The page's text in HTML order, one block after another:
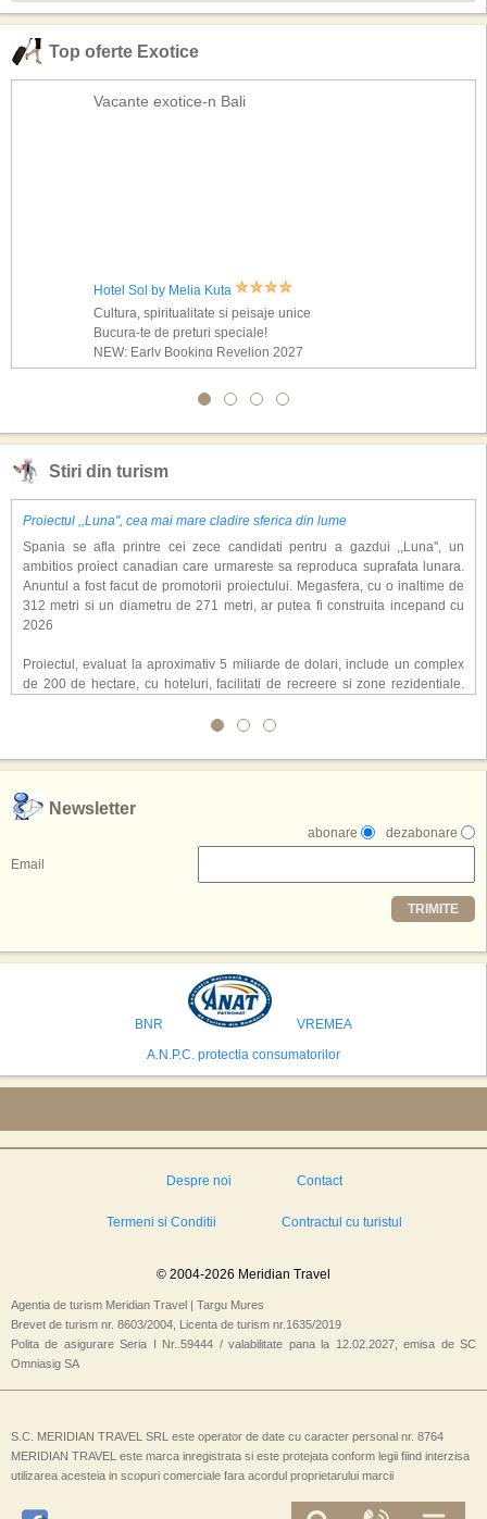
Top oferte Exotice
Vacante exotice-n Bali
Hotel Sol by Melia Kuta
Cultura, spiritualitate si peisaje unice
Bucura-te de preturi speciale!
NEW: Early Booking Revelion 2027
Stiri din turism
Proiectul ,,Luna'', cea mai mare cladire sferica din lume
Spania se afla printre cei zece candidati pentru a gazdui ,,Luna'', un
ambitios proiect canadian care urmareste sa reproduca suprafata lunara.
Anuntul a fost facut de promotorii proiectului. Megasfera, cu o inaltime de
312 metri si un diametru de 271 metri, ar putea fi construita incepand cu
2026
Proiectul, evaluat la aproximativ 5 miliarde de dolari, include un complex
de 200 de hectare, cu hoteluri, facilitati de recreere si zone rezidentiale.
atragerea a pana la 10 milioane de turisti anual. �Luna� ar putea deveni
exclusiv simularea suprafetei lunare.
,,Credem ca exista sanse mari sa anuntam nu doar o locatie, ci poate mai
multe'', a declarat Michael R. Henderson, cofondator al Moon World
Resorts, citat de Gulf News. Potrivit acestuia, 2026 ar putea deveni un an
decisiv pentru reali zarea proiectului.
Printre celelalte tari care concureaza pentru a gazdui aceasta constructie
se numara Australia, Brazilia, China, Egipt, India, Polonia, Thailanda,
avea cele mai mari sanse de a castiga licitatia. Totusi, Spania, care se
preconizeaza ca va deveni a doua cea mai vizitata tara din lume in 2025,
isi bazeaza oferta pe infrastructura turistica solida si capacitatea hoteliera."
Newsletter
dezabonare
abonare
Email
TRIMITE
BNR
VREMEA
A.N.P.C. protectia consumatorilor
Despre noi Contact
Termeni si Conditii Contractul cu turistul
© 2004-2026 Meridian Travel
Agentia de turism Meridian Travel | Targu Mures
Brevet de turism nr. 8603/2004, Licenta de turism nr.1635/2019
Polita de asigurare Seria I Nr..59444 / valabilitate pana la 12.02.2027, emisa de SC
Omniasig SA
S.C. MERIDIAN TRAVEL SRL este operator de date cu caracter personal nr. 8764
MERIDIAN TRAVEL este marca inregistrata si este protejata conform legii fiind interzisa
utilizarea acesteia in scopuri comerciale fara acordul proprietarului marcii